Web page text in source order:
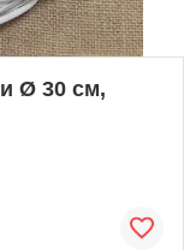
Ø 30 см,